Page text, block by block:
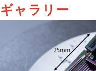
ギャラリー